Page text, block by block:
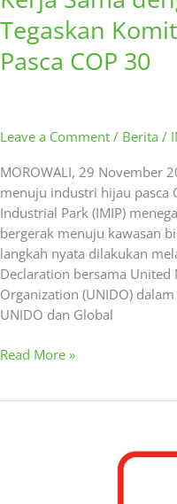
Tegaskan
Pasca COP 30
Leave a Comment / Berita /
MOROWALI, 29 November
menuju industri hijau pasca
Industrial Park (IMIP)
bergerak menuju kawasan
langkah nyata dilakukan
Declaration bersama
Organization (UNIDO)
UNIDO dan Global
Read More »